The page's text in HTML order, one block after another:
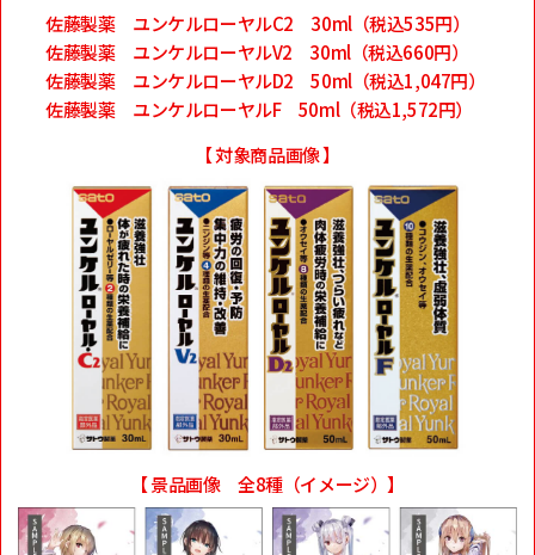
佐藤製薬 ユンケルローヤルC2 30ml（税込535円）
佐藤製薬 ユンケルローヤルV2 30ml（税込660円）
佐藤製薬 ユンケルローヤルD2 50ml（税込1,047円）
佐藤製薬 ユンケルローヤルF 50ml（税込1,572円）
【 対象商品画像 】
【 景品画像 全8種（イメージ）】